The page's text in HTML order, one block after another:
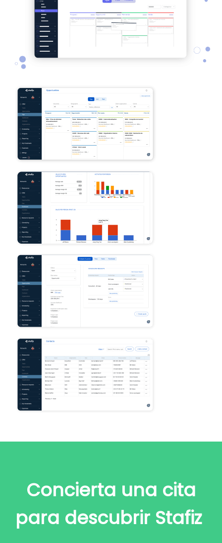
Concierta una cita
para descubrir Stafiz